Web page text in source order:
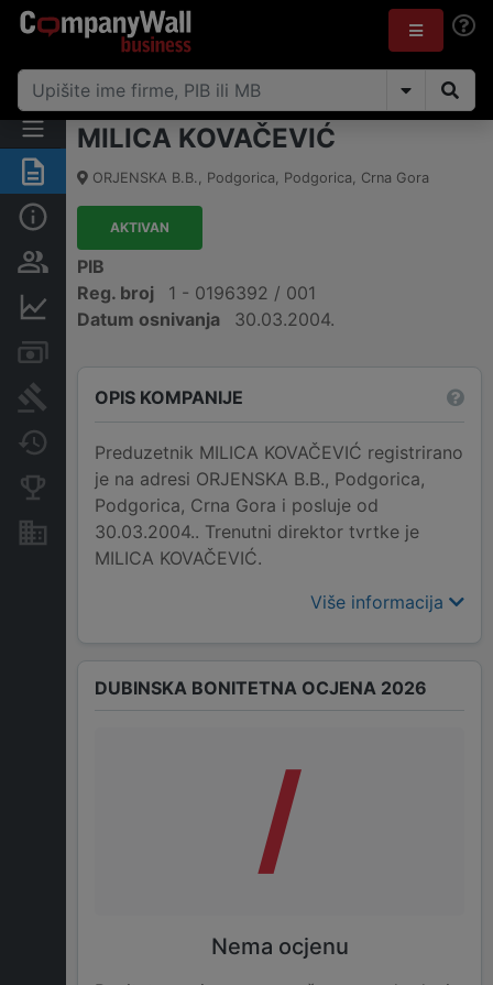
Sažetak
Osobe i vlasništvo
Finansijski podaci
Arhiva sudskih objava
Promjene
Konkurentne kompanije
Nekretnine i imovina
MILICA KOVAČEVIĆ
ORJENSKA B.B., Podgorica, Podgorica, Crna Gora
AKTIVAN
PIB
Reg. broj
1 - 0196392 / 001
Datum osnivanja
30.03.2004.
OPIS KOMPANIJE
Preduzetnik MILICA KOVAČEVIĆ registrirano
je na adresi ORJENSKA B.B., Podgorica,
Podgorica, Crna Gora i posluje od
30.03.2004.. Trenutni direktor tvrtke je
MILICA KOVAČEVIĆ.
Više informacija
DUBINSKA BONITETNA OCJENA 2026
/
Nema ocjenu